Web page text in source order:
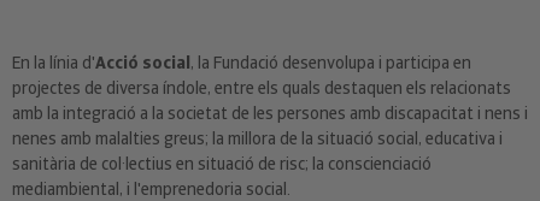
En la línia d'Acció social, la Fundació desenvolupa i participa en
projectes de diversa índole, entre els quals destaquen els relacionats
amb la integració a la societat de les persones amb discapacitat i nens i
nenes amb malalties greus; la millora de la situació social, educativa i
sanitària de col·lectius en situació de risc; la conscienciació
mediambiental, i l'emprenedoria social.